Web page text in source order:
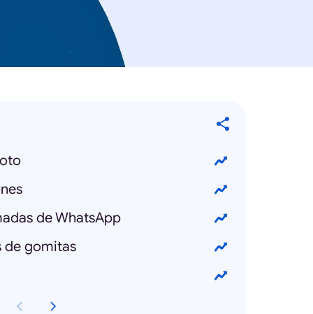
de WhatsApp
de gomitas